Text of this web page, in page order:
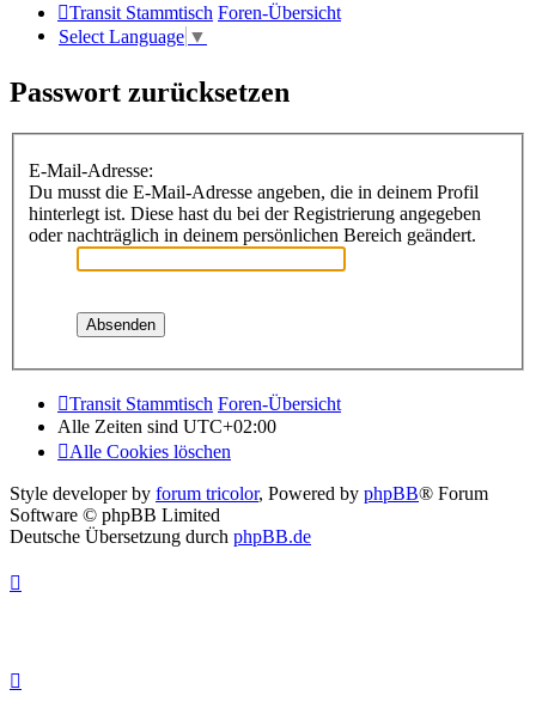
Transit Stammtisch Foren-Übersicht
Select Language ▼
Passwort zurücksetzen
E-Mail-Adresse:
Du musst die E-Mail-Adresse angeben, die in deinem Profil
hinterlegt ist. Diese hast du bei der Registrierung angegeben
oder nachträglich in deinem persönlichen Bereich geändert.
Transit Stammtisch Foren-Übersicht
Alle Zeiten sind UTC+02:00
Alle Cookies löschen
Style developer by forum tricolor, Powered by phpBB® Forum
Software © phpBB Limited
Deutsche Übersetzung durch phpBB.de